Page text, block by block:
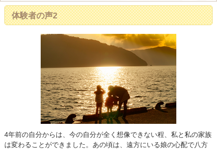
体験者の声2
4年前の自分からは、今の自分が全く想像できない程、私と私の家族
は変わることができました。あの頃は、遠方にいる娘の心配で八方